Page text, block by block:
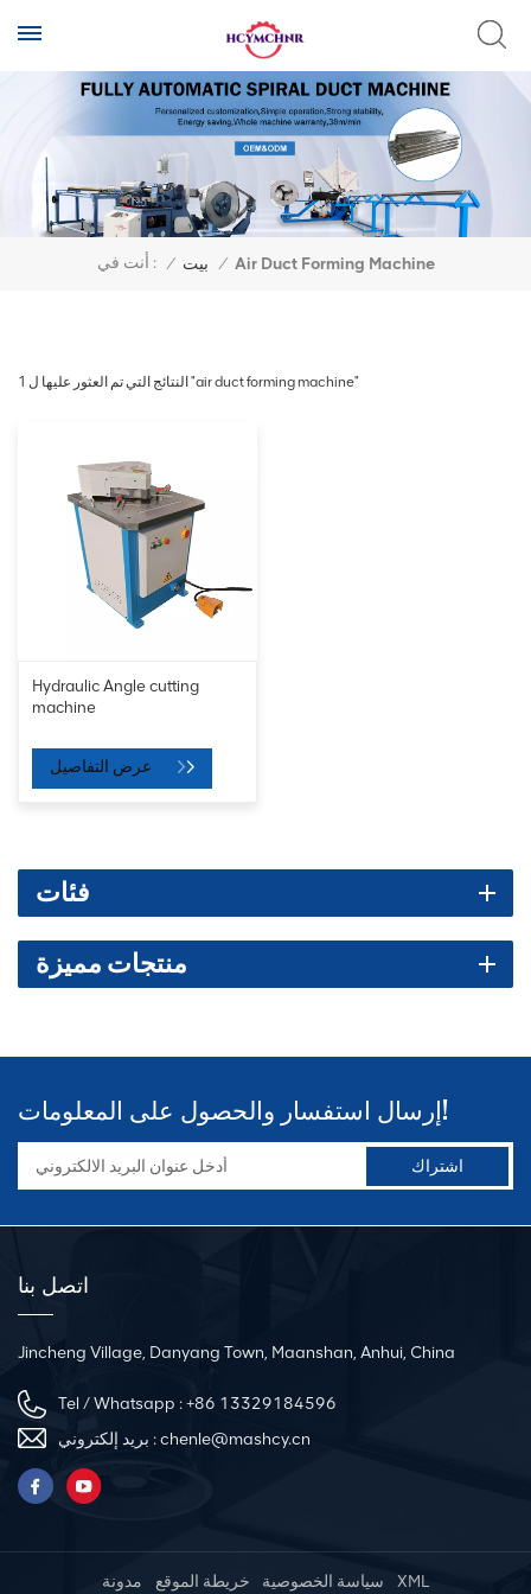
أنت في : / بيت / Air Duct Forming Machine
1 النتائج التي تم العثور عليها ل "air duct forming machine"
Hydraulic Angle cutting
machine
فئات
منتجات مميزة
إرسال استفسار والحصول على المعلومات!
اتصل بنا
Jincheng Village, Danyang Town, Maanshan, Anhui, China
Tel / Whatsapp :+86 13329184596
بريد إلكتروني :chenle@mashcy.cn
مدونة خريطة الموقع سياسة الخصوصية XML